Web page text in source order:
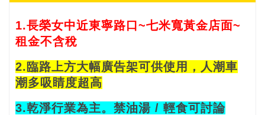
1.長榮女中近東寧路口~七米寬黃金店面~
租金不含稅
2.臨路上方大幅廣告架可供使用，人潮車
潮多吸睛度超高
3.乾淨行業為主。禁油湯 / 輕食可討論